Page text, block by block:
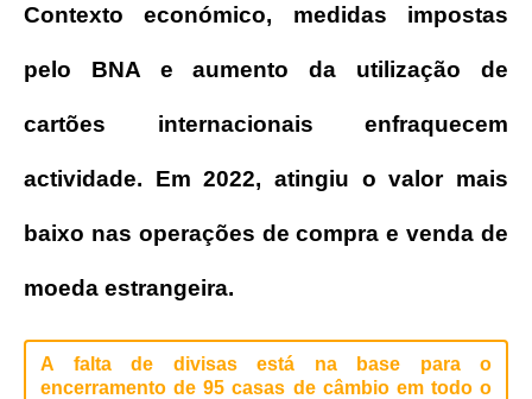
Contexto económico, medidas impostas
pelo BNA e aumento da utilização de
cartões internacionais enfraquecem
actividade. Em 2022, atingiu o valor mais
baixo nas operações de compra e venda de
moeda estrangeira.
A falta de divisas está na base para o
encerramento de 95 casas de câmbio em todo o